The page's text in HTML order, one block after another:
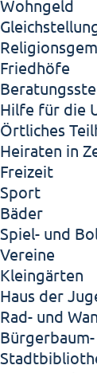
Wohngeld
Friedhöfe
Hilfe für die
Örtliches
Heiraten in
Freizeit
Sport
Bäder
Spiel- und
Vereine
Kleingärten
Haus der
Rad- und